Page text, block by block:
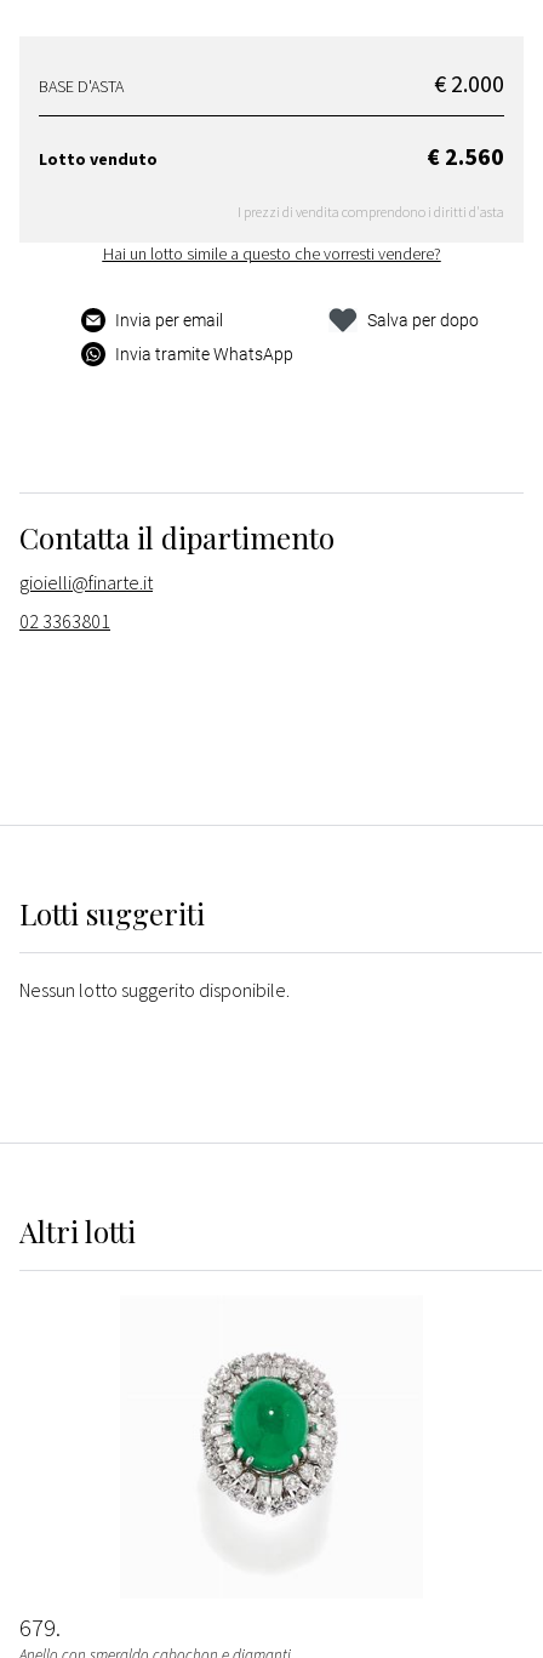
BASE D'ASTA € 2.000
Lotto venduto € 2.560
I prezzi di vendita comprendono i diritti d'asta
Hai un lotto simile a questo che vorresti vendere?
Invia per email
Invia tramite WhatsApp
Salva per dopo
Contatta il dipartimento
gioielli@finarte.it
02 3363801
Lotti suggeriti
Nessun lotto suggerito disponibile.
Altrilotti
679